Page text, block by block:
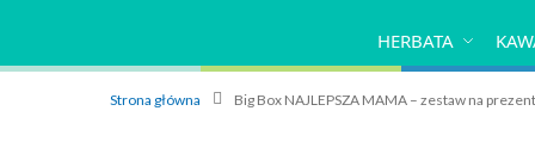
HERBATA
Strona główna Big Box NAJLEPSZA MAMA – zestaw na